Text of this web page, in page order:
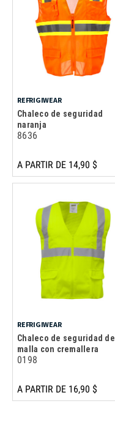
REFRIGIWEAR
Chaleco de seguridad
naranja
8636
A PARTIR DE 14,90 $
REFRIGIWEAR
Chaleco de seguridad de
malla con cremallera
0198
A PARTIR DE 16,90 $